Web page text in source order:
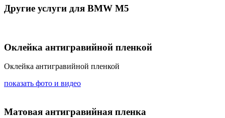
Другие услуги для BMW M5
Оклейка антигравийной пленкой
Оклейка антигравийной пленкой
показать фото и видео
Матовая антигравийная пленка